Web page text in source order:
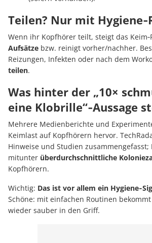
Teilen? Nur mit
Wenn ihr Kopfhörer teilt, steigt das
Aufsätze bzw. reinigt vorher/nachher.
Reizungen, Infekten oder nach dem
teilen.
Was hinter der „10×
eine Klobrille“‑Aussage
Mehrere Medienberichte und
Keimlast auf Kopfhörern hervor.
Hinweise und Studien zusammengefasst;
mitunter überdurchschnittliche
Kopfhörern.
Wichtig: Das ist vor allem ein
Schöne: mit einfachen Routinen
wieder sauber in den Griff.